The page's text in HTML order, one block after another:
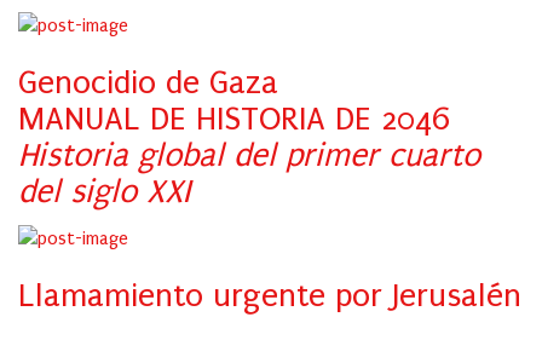
Genocidio de Gaza
MANUAL DE HISTORIA DE 2046
Historia global del primer cuarto
del siglo XXI
Llamamiento urgente por Jerusalén